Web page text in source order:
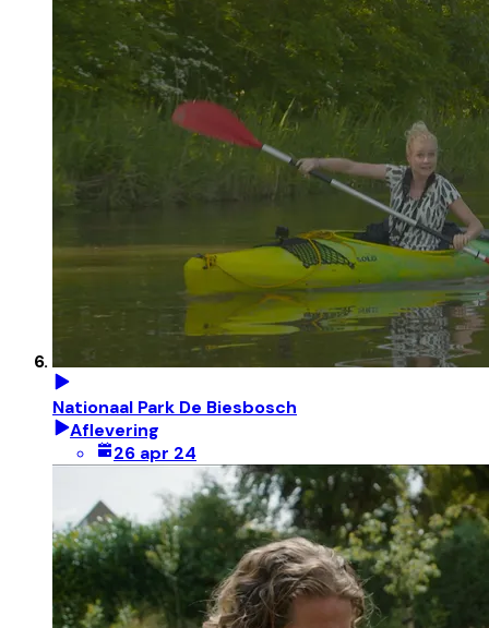
Nationaal Park De Biesbosch
Aflevering
26 apr 24